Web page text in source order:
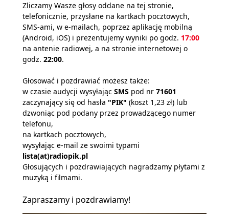
Zliczamy Wasze głosy oddane na tej stronie,
telefonicznie, przysłane na kartkach pocztowych,
SMS-ami, w e-mailach, poprzez aplikację mobilną
(Android, iOS) i prezentujemy wyniki po godz. 17:00
na antenie radiowej, a na stronie internetowej o
godz. 22:00.
Głosować i pozdrawiać możesz także:
w czasie audycji wysyłając SMS pod nr 71601
zaczynający się od hasła "PIK" (koszt 1,23 zł) lub
dzwoniąc pod podany przez prowadzącego numer
telefonu,
na kartkach pocztowych,
wysyłając e-mail ze swoimi typami
lista(at)radiopik.pl
Głosujących i pozdrawiających nagradzamy płytami z
muzyką i filmami.
Zapraszamy i pozdrawiamy!